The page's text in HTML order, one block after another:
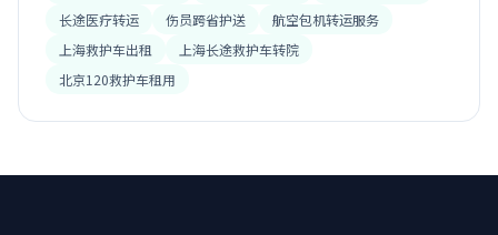
长途医疗转运
伤员跨省护送
航空包机转运服务
上海救护车出租
上海长途救护车转院
北京120救护车租用